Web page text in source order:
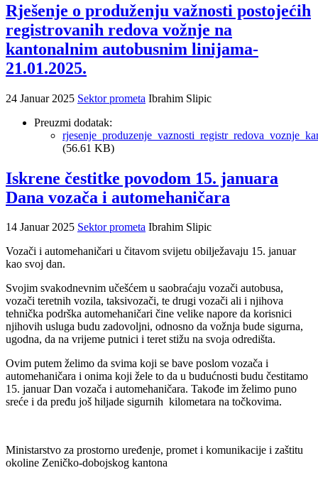
Rješenje o produženju važnosti postojećih
registrovanih redova vožnje na
kantonalnim autobusnim linijama-
21.01.2025.
24 Januar 2025 Sektor prometa Ibrahim Slipic
Preuzmi dodatak:
(56.61 KB)
Iskrene čestitke povodom 15. januara
Dana vozača i automehaničara
14 Januar 2025 Sektor prometa Ibrahim Slipic
Vozači i automehaničari u čitavom svijetu obilježavaju 15. januar
kao svoj dan.
Svojim svakodnevnim učešćem u saobraćaju vozači autobusa,
vozači teretnih vozila, taksivozači, te drugi vozači ali i njihova
tehnička podrška automehaničari čine velike napore da korisnici
njihovih usluga budu zadovoljni, odnosno da vožnja bude sigurna,
ugodna, da na vrijeme putnici i teret stižu na svoja odredišta.
Ovim putem želimo da svima koji se bave poslom vozača i
automehaničara i onima koji žele to da u budućnosti budu čestitamo
15. januar Dan vozača i automehaničara. Takođe im želimo puno
sreće i da pređu još hiljade sigurnih kilometara na točkovima.
Ministarstvo za prostorno uređenje, promet i komunikacije i zaštitu
okoline Zeničko-dobojskog kantona